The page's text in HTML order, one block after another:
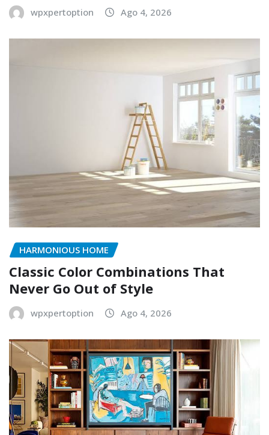
wpxpertoption Ago 4, 2026
HARMONIOUS HOME
Classic Color Combinations That
Never Go Out of Style
wpxpertoption Ago 4, 2026